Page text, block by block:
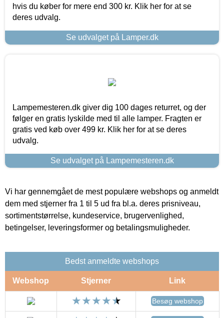
hvis du køber for mere end 300 kr. Klik her for at se
deres udvalg.
Se udvalget på Lamper.dk
Lampemesteren.dk giver dig 100 dages returret, og der
følger en gratis lyskilde med til alle lamper. Fragten er
gratis ved køb over 499 kr. Klik her for at se deres
udvalg.
Se udvalget på Lampemesteren.dk
Vi har gennemgået de mest populære webshops og anmeldt
dem med stjerner fra 1 til 5 ud fra bl.a. deres prisniveau,
sortimentstørrelse, kundeservice, brugervenlighed,
betingelser, leveringsformer og betalingsmuligheder.
Bedst anmeldte webshops
Webshop Stjerner Link
Besøg webshop